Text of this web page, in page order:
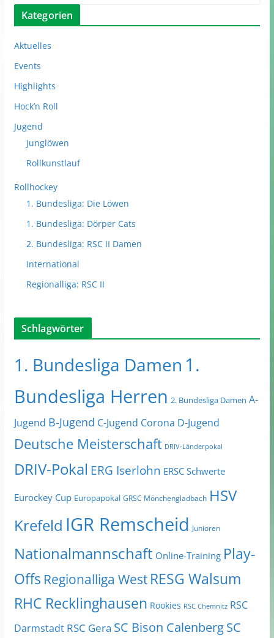
Kategorien
Aktuelles
Events
Highlights
Hock’n Roll
Jugend
Junglöwen
Rollkunstlauf
Rollhockey
1. Bundesliga: Die Löwen
1. Bundesliga: Dörper Cats
2. Bundesliga: RSC II Damen
International
Regionalliga: RSC II
Schlagwörter
1. Bundesliga Damen 1.
Bundesliga Herren 2. Bundesliga Damen A-
Jugend B-Jugend C-Jugend Corona D-Jugend
Deutsche Meisterschaft DRIV-Länderpokal
DRIV-Pokal ERG Iserlohn ERSC Schwerte
Eurockey Cup Europapokal GRSC Mönchengladbach HSV
Krefeld IGR Remscheid Junioren
Nationalmannschaft Online-Training Play-
Offs Regionalliga West RESG Walsum
RHC Recklinghausen Rookies RSC Chemnitz RSC
Darmstadt RSC Gera SC Bison CalenbergSC